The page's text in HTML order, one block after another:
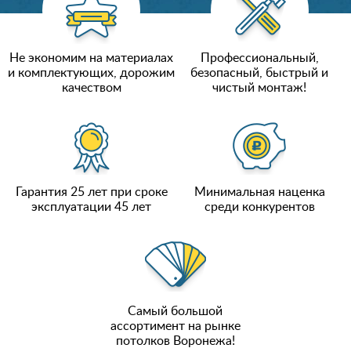
Не экономим на материалах
и комплектующих, дорожим
качеством
Профессиональный,
безопасный, быстрый и
чистый монтаж!
Гарантия 25 лет при сроке
эксплуатации 45 лет
Минимальная наценка
среди конкурентов
Самый большой
ассортимент на рынке
потолков Воронежа!